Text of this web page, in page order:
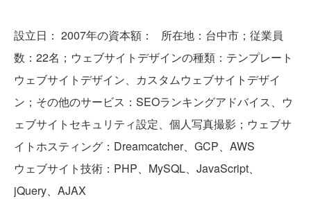
設立日： 2007年の資本額：
所在地：台中市；従業員
数：22名；ウェブサイトデザインの種類：テンプレート
ウェブサイトデザイン、カスタムウェブサイトデザイ
ン；その他のサービス：SEOランキングアドバイス、ウ
ェブサイトセキュリティ設定、個人写真撮影；ウェブサ
イトホスティング：Dreamcatcher、GCP、AWS
ウェブサイト技術：PHP、MySQL、JavaScript、
jQuery、AJAX